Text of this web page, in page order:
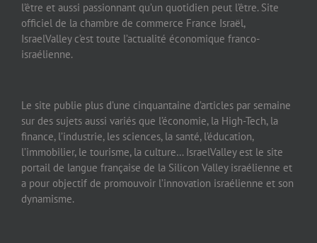
l’être et aussi passionnant qu’un quotidien peut l’être. Site
officiel de la chambre de commerce France Israël,
IsraelValley c’est toute l’actualité économique franco-
israélienne.
Le site publie plus d’une cinquantaine d’articles par semaine
sur des sujets aussi variés que l’économie, la High-Tech, la
finance, l’industrie, les sciences, la santé, l’éducation,
l’immobilier, le tourisme, la culture… IsraelValley est le site
portail de langue française de la Silicon Valley israélienne et
a pour objectif de promouvoir l’innovation israélienne et son
dynamisme.